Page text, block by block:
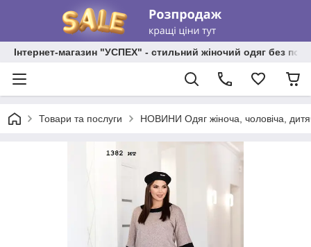
Інтернет-магазин "УСПЕХ" - стильний жіночий одяг без
Товари та послуги НОВИНИ Одяг жіноча, чоловіча,